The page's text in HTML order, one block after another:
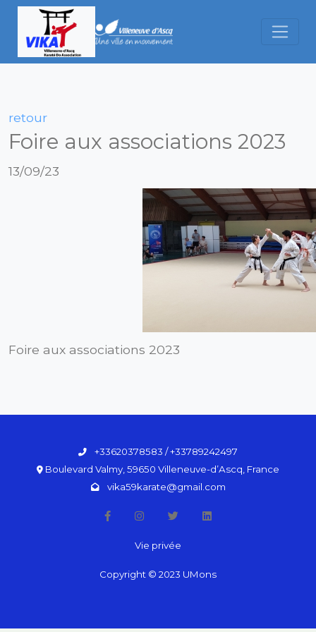
retour
Foire aux associations 2023
13/09/23
Foire aux associations 2023
+33620378583 / +33789242497
Boulevard Valmy, 59650 Villeneuve-d’Ascq, France
vika59karate@gmail.com
Vie privée
Copyright © 2023 UMons